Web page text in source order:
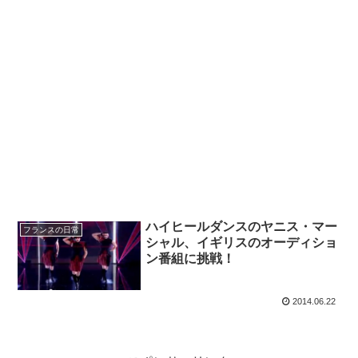
フランスの日常
ハイヒールダンスのヤニス・マー
シャル、イギリスのオーディショ
ン番組に挑戦！
2014.06.22